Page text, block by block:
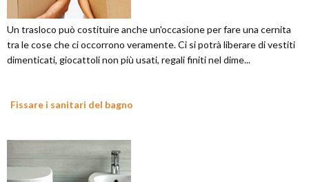
Un trasloco può costituire anche un'occasione per fare una cernita
tra le cose che ci occorrono veramente. Ci si potrà liberare di vestiti
dimenticati, giocattoli non più usati, regali finiti nel dime...
Fissare i sanitari del bagno